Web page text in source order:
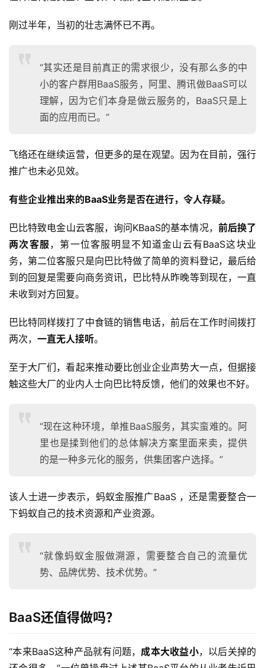
刚过半年，当初的壮志满怀已不再。
“其实还是目前真正的需求很少，没有那么多的中
小的客户群用BaaS服务，阿里、腾讯做BaaS可以
理解，因为它们本身是做云服务的，BaaS只是上
面的应用而已。”
飞络还在继续运营，但更多的是在观望。因为在目前，强行
推广也未必见效。
有些企业推出来的BaaS业务是否在进行，令人存疑。
巴比特致电金山云客服，询问KBaaS的基本情况， 前后换了
两次客服，第一位客服明显不知道金山云有BaaS这块业
务，第二位客服只是向巴比特做了简单的资料登记，最后给
到的回复是需要向商务资讯，巴比特从昨晚等到现在，一直
未收到对方回复。
巴比特同样拨打了中食链的销售电话，前后在工作时间拨打
两次， 一直无人接听。
至于大厂们，看起来推动要比创业企业声势大一点，但据接
触这些大厂的业内人士向巴比特反馈，他们的效果也不好。
“现在这种环境，单推BaaS服务，其实蛮难的。阿
里也是揉到他们的总体解决方案里面来卖，提供
的是一种多元化的服务，供集团客户选择。”
该人士进一步表示，蚂蚁金服推广BaaS ，还是需要整合一
下蚂蚁自己的技术资源和产业资源。
“就像蚂蚁金服做溯源，需要整合自己的流量优
势、品牌优势、技术优势。”
BaaS还值得做吗？
“本来BaaS这种产品就有问题， 成本大收益小，以后关掉的